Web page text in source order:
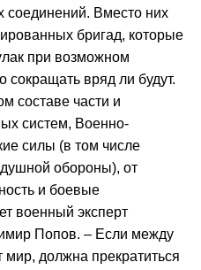
соединений. Вместо них
бригад, которые
при возможном
сокращать вряд ли будут.
составе части и
систем, Военно-
силы (в том числе
обороны), от
и боевые
военный эксперт
Попов. – Если между
должна прекратиться